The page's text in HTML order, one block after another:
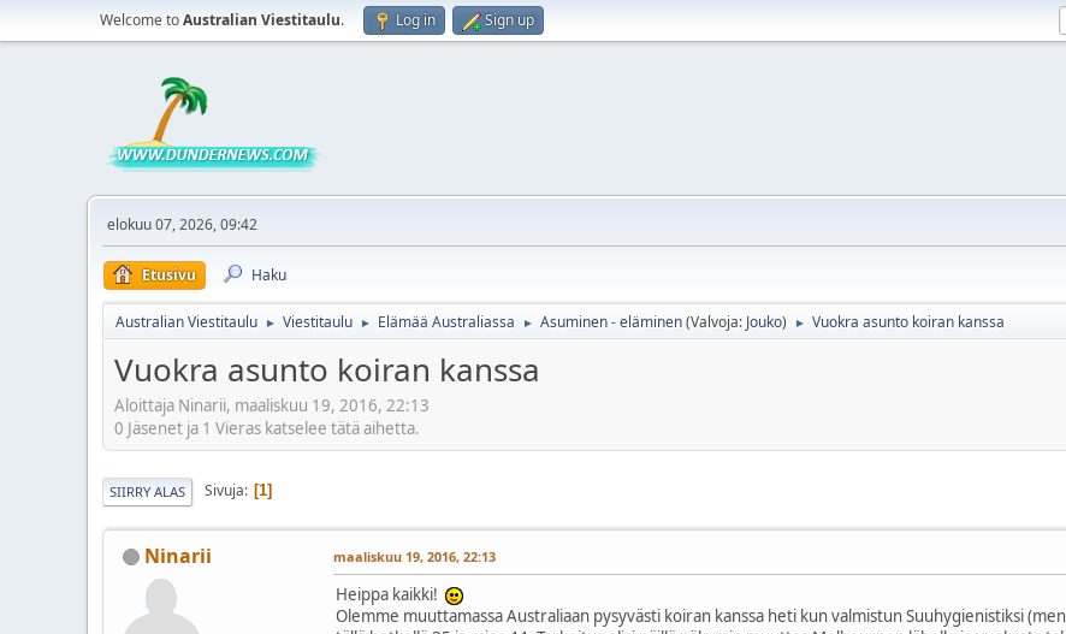
Welcome toAustralian Viestitaulu. Log in Sign up
elokuu 07, 2026, 09:42
Etusivu Haku
Australian Viestitaulu ► Viestitaulu ► Elämää Australiassa ► Asuminen - eläminen(Valvoja: Jouko) ► Vuokra asunto koiran kanssa
Vuokra asunto koiran kanssa
Aloittaja Ninarii, maaliskuu 19, 2016, 22:13
0 Jäsenet ja 1 Vieras katselee tätä aihetta.
SIIRRY ALAS Sivuja 1
Ninarii maaliskuu 19, 2016, 22:13
Heippa kaikki!
Olemme muuttamassa Australiaan pysyvästi koiran kanssa heti kun valmistun Suuhygienistiksi